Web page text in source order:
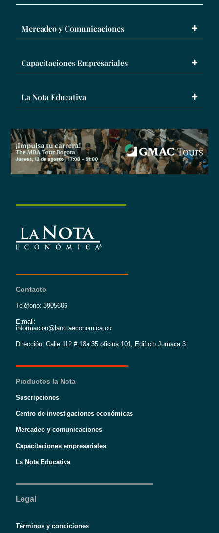
Mercadeo y Comunicaciones
Capacitaciones Empresariales
La Nota Educativa
Contacto
Teléfono: 3905606
E:mail:
informacion@lanotaeconomica.co
Dirección: Calle 112 # 18a 35 oficina 101, Edificio Jumaca 3
Productos la Nota
Suscripciones
Centro de investigaciones económicas
Mercadeo y comunicaciones
Capacitaciones empresariales
La Nota Educativa
Legal
Términos y condiciones